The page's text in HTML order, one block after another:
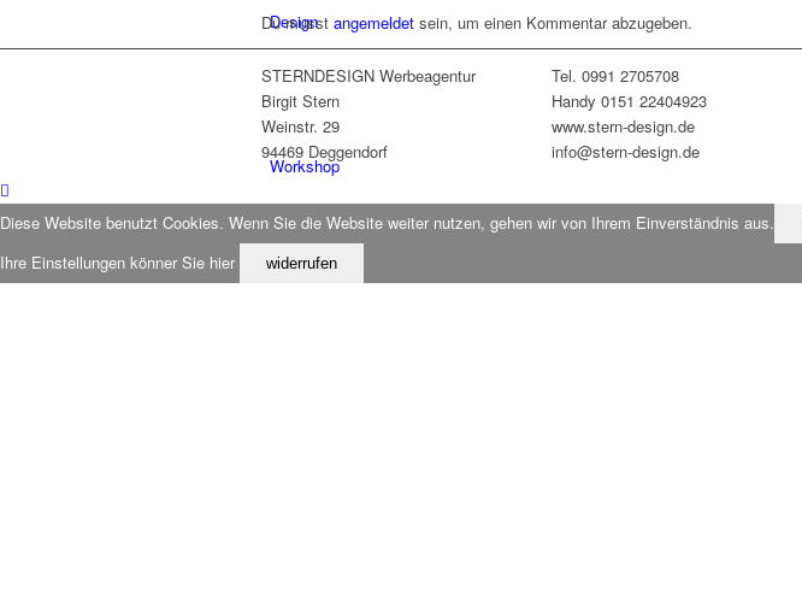
Design
Workshop
Du musst angemeldet sein, um einen Kommentar abzugeben.
STERNDESIGN Werbeagentur
Birgit Stern
Weinstr. 29
94469 Deggendorf
Tel. 0991 2705708
Handy 0151 22404923
www.stern-design.de
info@stern-design.de
Diese Website benutzt Cookies. Wenn Sie die Website weiter nutzen, gehen wir von Ihrem Einverständnis aus.
Ihre Einstellungen könner Sie hier widerrufen